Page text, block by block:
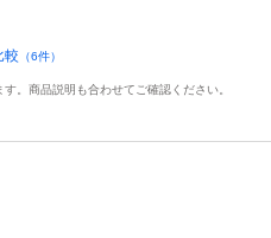
較 （6件）
。商品説明も合わせてご確認ください。